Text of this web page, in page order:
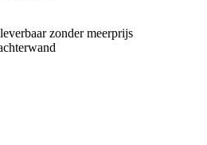
zonder meerprijs